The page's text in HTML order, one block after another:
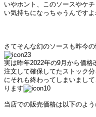
いやホント、このソースやケ
い気持ちになっちゃうんですよ
さてそんな幻のソースも昨今
実は昨年2022年の9月から価
注文して確保してたストック
にそれも終わってしまいまし
ります
当店での販売価格は以下のよう